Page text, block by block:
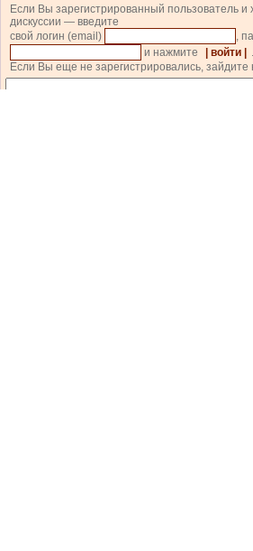
Если Вы зарегистрированный пользователь и
дискуссии — введите
свой логин (email)
,
и нажмите
| войти |
.
Если Вы еще не зарегистрировались, зайдите